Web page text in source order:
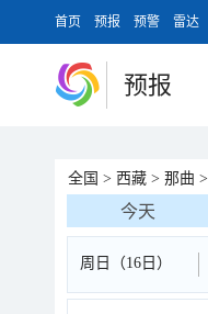
首页 预报 预警 雷达
预报
全国 > 西藏 > 那曲 >
今天
周日（16日）